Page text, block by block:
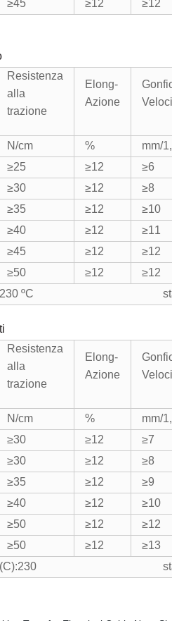
≥45 ≥12 ≥12
Resistenza
alla
trazione
Elong-
Azione
N/cm %
mm/
≥25 ≥12 ≥6
≥30 ≥12 ≥8
≥35 ≥12 ≥10
≥40 ≥12 ≥11
≥45 ≥12 ≥12
≥50 ≥12 ≥12
ºC stabilità a
Resistenza
alla
trazione
Elong-
Azione
N/cm %
mm/
≥30 ≥12 ≥7
≥30 ≥12 ≥8
≥35 ≥12 ≥9
≥40 ≥12 ≥10
≥50 ≥12 ≥12
≥50 ≥12 ≥13
(C):230 stabilità